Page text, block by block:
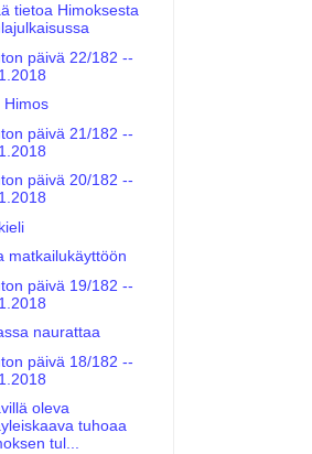
tietoa Himoksesta
päivä 22/182 --
Himos
päivä 21/182 --
päivä 20/182 --
matkailukäyttöön
päivä 19/182 --
naurattaa
päivä 18/182 --
oleva
tuhoaa
tul...